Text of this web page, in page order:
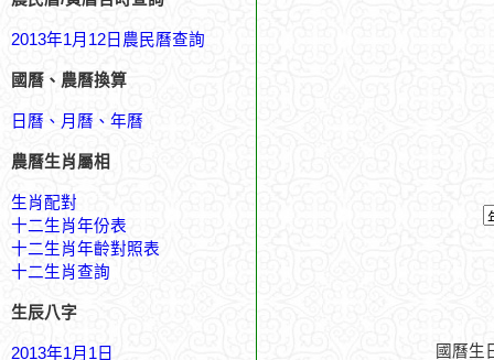
2013年1月12日農民曆查詢
國曆、農曆換算
日曆、月曆、年曆
農曆生肖屬相
生肖配對
十二生肖年份表
十二生肖年齡對照表
十二生肖查詢
生辰八字
2013年1月1日
國曆生